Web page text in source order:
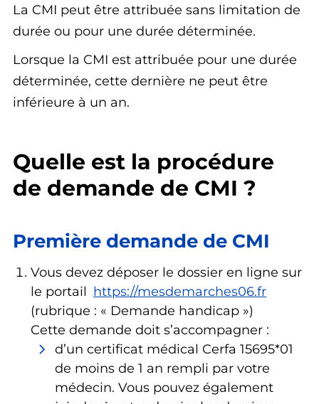
La CMI peut être attribuée sans limitation de
durée ou pour une durée déterminée.
Lorsque la CMI est attribuée pour une durée
déterminée, cette dernière ne peut être
inférieure à un an.
Quelle est la procédure
de demande de CMI ?
Première demande de CMI
Vous devez déposer le dossier en ligne sur
le portail https://mesdemarches06.fr
(rubrique : « Demande handicap »)
Cette demande doit s’accompagner :
d’un certificat médical Cerfa 15695*01
de moins de 1 an rempli par votre
médecin. Vous pouvez également